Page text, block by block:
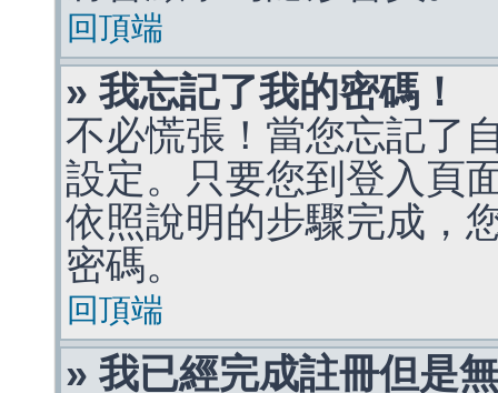
回頂端
» 我忘記了我的密碼！
不必慌張！當您忘記了
設定。只要您到登入頁
依照說明的步驟完成，
密碼。
回頂端
» 我已經完成註冊但是